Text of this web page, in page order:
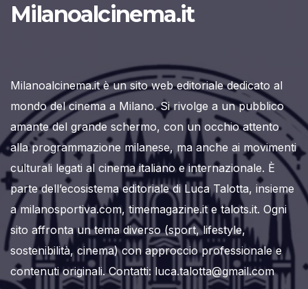
Milanoalcinema.it
Milanoalcinema.it è un sito web editoriale dedicato al
mondo del cinema a Milano. Si rivolge a un pubblico
amante del grande schermo, con un occhio attento
alla programmazione milanese, ma anche ai movimenti
culturali legati al cinema italiano e internazionale. È
parte dell’ecosistema editoriale di Luca Talotta, insieme
a milanosportiva.com, timemagazine.it e talots.it. Ogni
sito affronta un tema diverso (sport, lifestyle,
sostenibilità, cinema) con approccio professionale e
contenuti originali. Contatti: luca.talotta@gmail.com